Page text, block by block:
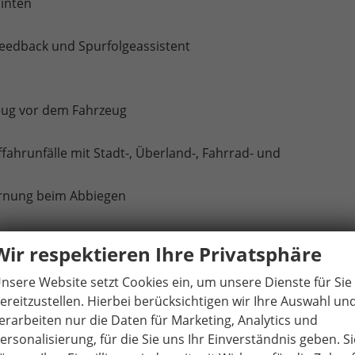
und Spurfolgeassistent
vor dem Fahrzeug
mit Stadt-, Überland-, Fahrrad- und
beim Abbiegen
in der hinteren Sitzreihe
Sensor
respektieren Ihre Privatsphäre
Website setzt Cookies ein, um unsere Dienste für Sie
Hierbei berücksichtigen wir Ihre Auswahl
nur die Daten für Marketing, Analytics und
für die Sie uns Ihr Einverständnis geben.